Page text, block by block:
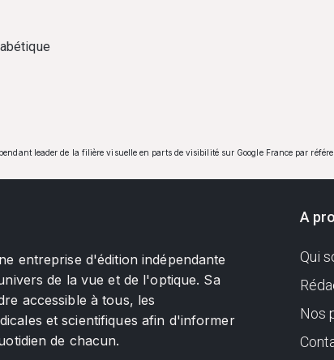
leader de la filière visuelle en parts de visibilité sur Google France par
entreprise d'édition indépendante
de la vue et de l'optique. Sa
accessible à tous, les
et scientifiques afin d'informer
de chacun.
A
Qui
Nos